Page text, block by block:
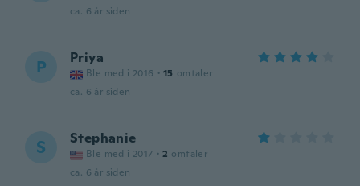
ca. 6 år siden
P Priya
Ble med i 2016 · 15 omtaler
ca. 6 år siden
S Stephanie
Ble med i 2017 · 2 omtaler
ca. 6 år siden